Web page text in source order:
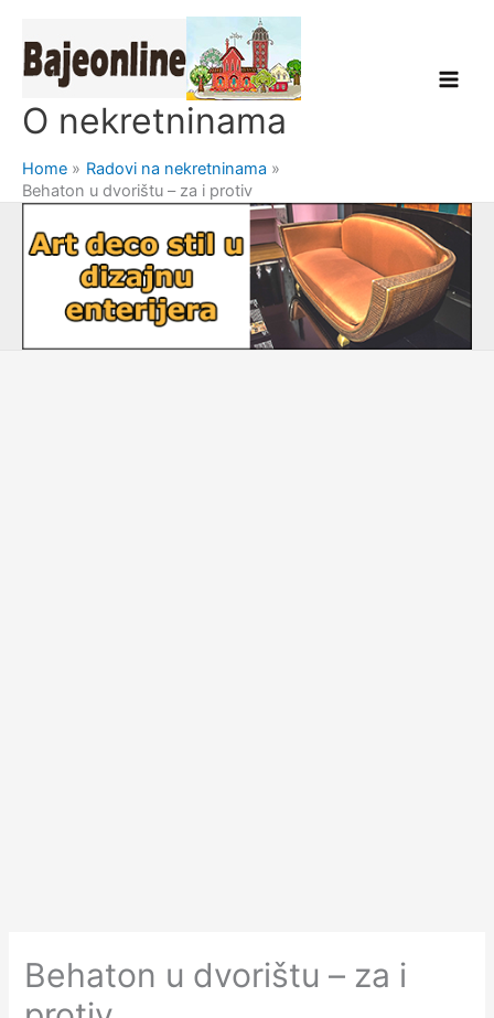
content
O nekretninama
Home
Radovi na nekretninama
Behaton u dvorištu – za i protiv
Behaton u dvorištu – za i